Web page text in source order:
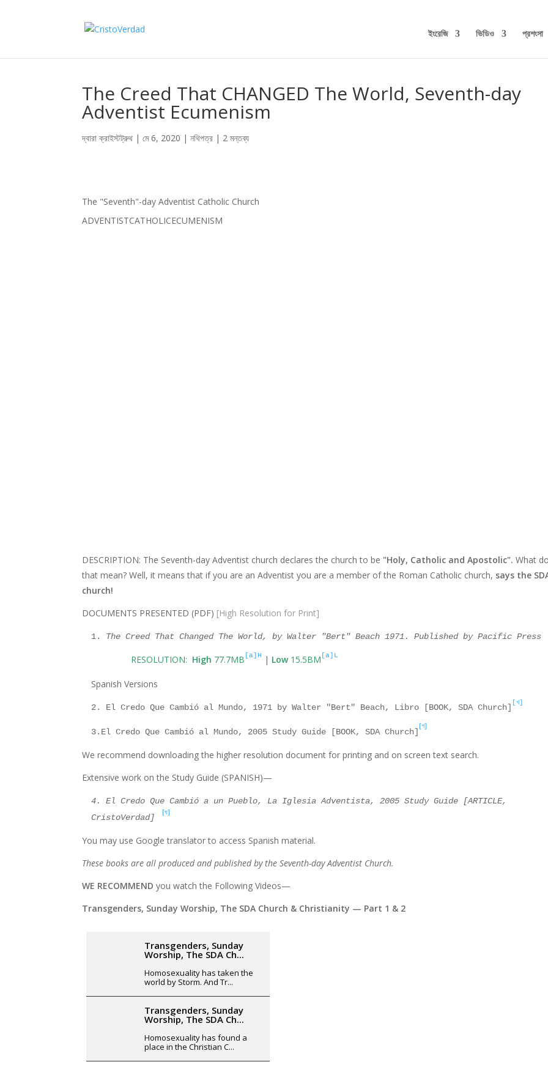
ইংরেজি ভিডিও প্রশংসা
The Creed That CHANGED The World, Seventh-day
Adventist Ecumenism
দ্বারাক্রাইস্টট্রুথ |মে 6, 2020 |নথিপত্র | 2 মন্তব্য
The "Seventh"-day Adventist Catholic Church
ADVENTISTCATHOLICECUMENISM
DESCRIPTION: The Seventh-day Adventist church declares the church to be "Holy, Catholic and Apostolic". What
that mean? Well, it means that if you are an Adventist you are a member of the Roman Catholic church, says the
church!
DOCUMENTS PRESENTED (PDF) [High Resolution for Print]
1. The Creed That Changed The World, by Walter "Bert" Beach 1971. Published by Pacific Press
RESOLUTION: High 77.7MB [a]H | Low15.5BM [a]L
Spanish Versions
2. El Credo Que Cambió al Mundo, 1971 by Walter "Bert" Beach, Libro [BOOK, SDA Church] [খ]
3.El Credo Que Cambió al Mundo, 2005 Study Guide [BOOK, SDA Church]
[গ]
We recommend downloading the higher resolution document for printing and on screen text search.
Extensive work on the Study Guide (SPANISH)—
4. El Credo Que Cambió a un Pueblo, La Iglesia Adventista, 2005 Study Guide [ARTICLE,
CristoVerdad]
[ঘ]
You may use Google translator to access Spanish material.
These books are all produced and published by the Seventh-day Adventist Church.
WE RECOMMEND you watch the Following Videos—
Transgenders, Sunday Worship, The SDA Church & Christianity — Part 1 & 2
Transgenders, Sunday
Worship, The SDA Ch...
Homosexuality has taken the
world by Storm. And Tr...
Transgenders, Sunday
Worship, The SDA Ch...
Homosexuality has found a
place in the Christian C...